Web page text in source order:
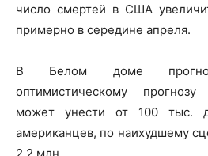
число смертей в США
примерно в середине апреля.
В Белом доме
оптимистическому
может унести от 100 тыс.
американцев, по наихудшему
2,2 млн.